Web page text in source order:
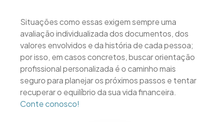
Situações como essas exigem sempre uma
avaliação individualizada dos documentos, dos
valores envolvidos e da história de cada pessoa;
por isso, em casos concretos, buscar orientação
profissional personalizada é o caminho mais
seguro para planejar os próximos passos e tentar
recuperar o equilíbrio da sua vida financeira.
Conte conosco!